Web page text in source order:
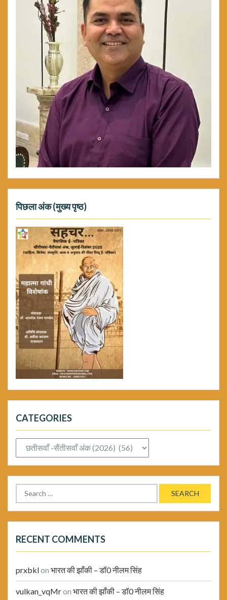
पिछला अंक (मुख्य पृष्ठ)
CATEGORIES
Categories
Search
for:
RECENT COMMENTS
prxbklon भारत की झाँकी – डॉ0 नीलम सिंह
vulkan_vqMron भारत की झाँकी – डॉ0 नीलम सिंह